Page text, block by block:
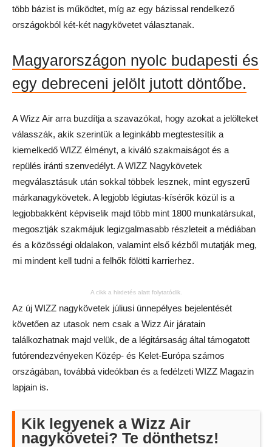
több bázist is működtet, míg az egy bázissal rendelkező
országokból két-két nagykövetet választanak.
Magyarországon nyolc budapesti és
egy debreceni jelölt jutott döntőbe.
A Wizz Air arra buzdítja a szavazókat, hogy azokat a jelölteket
válasszák, akik szerintük a leginkább megtestesítik a
kiemelkedő WIZZ élményt, a kiváló szakmaiságot és a
repülés iránti szenvedélyt. A WIZZ Nagykövetek
megválasztásuk után sokkal többek lesznek, mint egyszerű
márkanagykövetek. A legjobb légiutas-kísérők közül is a
legjobbakként képviselik majd több mint 1800 munkatársukat,
megosztják szakmájuk legizgalmasabb részleteit a médiában
és a közösségi oldalakon, valamint első kézből mutatják meg,
mi mindent kell tudni a felhők fölötti karrierhez.
A cikk a hirdetés alatt folytatódik.
Az új WIZZ nagykövetek júliusi ünnepélyes bejelentését
követően az utasok nem csak a Wizz Air járatain
találkozhatnak majd velük, de a légitársaság által támogatott
futórendezvényeken Közép- és Kelet-Európa számos
országában, továbbá videókban és a fedélzeti WIZZ Magazin
lapjain is.
Kik legyenek a Wizz Air
nagykövetei? Te dönthetsz!